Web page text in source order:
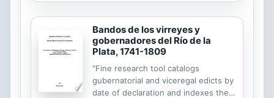
Bandos de los virreyes y
gobernadores del Río de la
Plata, 1741-1809
"Fine research tool catalogs
gubernatorial and viceregal edicts by
date of declaration and indexes them